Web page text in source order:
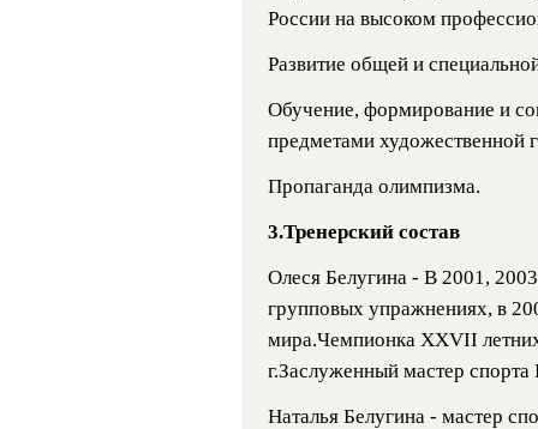
России на высоком
Развитие общей и
Обучение, формирование и
предметами художественной
Пропаганда олимпизма.
3.Тренерский состав
Олеся Белугина - В 2001,
групповых упражнениях, в
мира.Чемпионка XXVII
г.Заслуженный мастер
Наталья Белугина - мастер